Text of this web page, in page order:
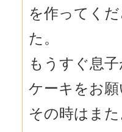
を作ってく
た。
もうすぐ息
ケーキをお
その時はま